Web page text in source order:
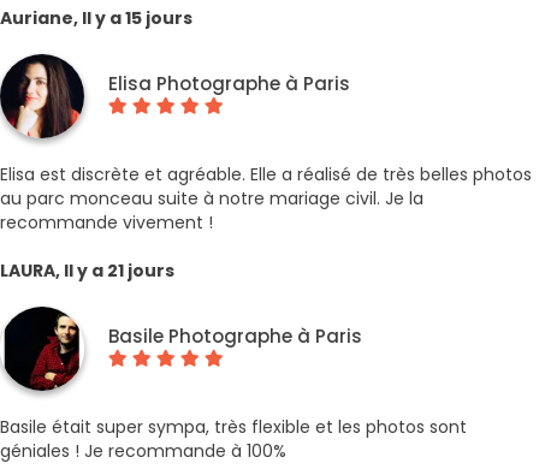
Auriane, Il y a 15 jours
Elisa Photographe à Paris
Elisa est discrète et agréable. Elle a réalisé de très belles photos
au parc monceau suite à notre mariage civil. Je la
recommande vivement !
LAURA, Il y a 21 jours
Basile Photographe à Paris
Basile était super sympa, très flexible et les photos sont
géniales ! Je recommande à 100%